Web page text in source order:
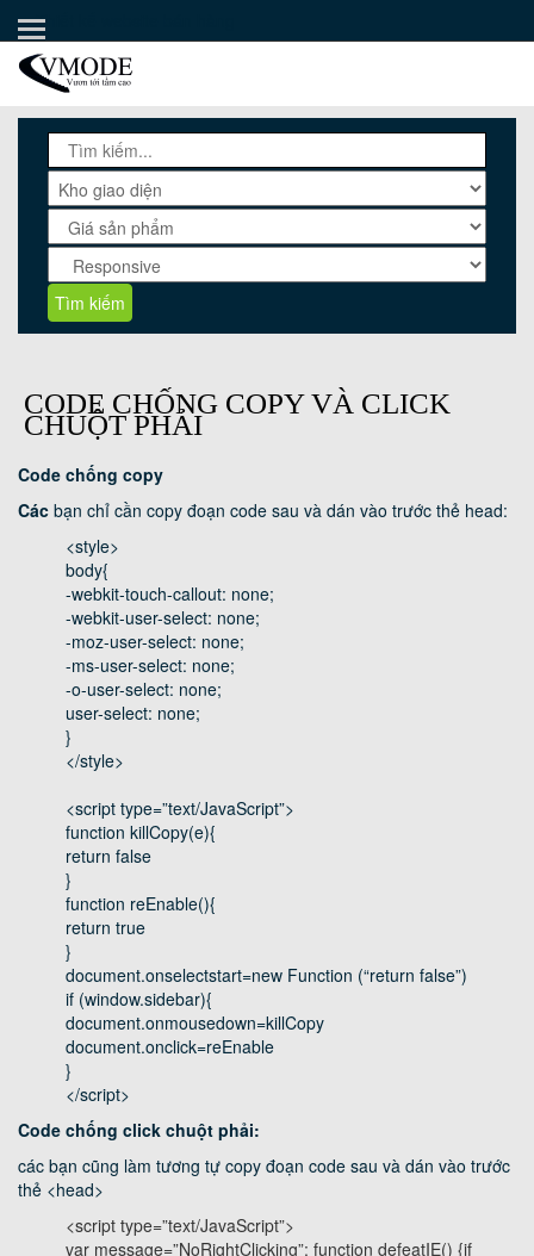
Thiết kế website bán hàng
PHẦN MỀM AUTO POST
KHO GIAO DIỆN
HƯỚNG DẪN
THÀNH VIÊN VIP
CHÍNH SÁCH & QUY ĐỊNH
BÁN TEXTLINK
LẬP TRÌNH
Tìm kiếm
CODE CHỐNG COPY VÀ CLICK
CHUỘT PHẢI
Code chống copy
Các bạn chỉ cần copy đoạn code sau và dán vào trước thẻ head:
<style>
body{
-webkit-touch-callout: none;
-webkit-user-select: none;
-moz-user-select: none;
-ms-user-select: none;
-o-user-select: none;
user-select: none;
}
</style>
<script type=”text/JavaScript”>
function killCopy(e){
return false
}
function reEnable(){
return true
}
document.onselectstart=new Function (“return false”)
if (window.sidebar){
document.onmousedown=killCopy
document.onclick=reEnable
}
</script>
Code chống click chuột phải:
các bạn cũng làm tương tự copy đoạn code sau và dán vào trước
thẻ <head>
<script type=”text/JavaScript”>
var message=”NoRightClicking”; function defeatIE() {if